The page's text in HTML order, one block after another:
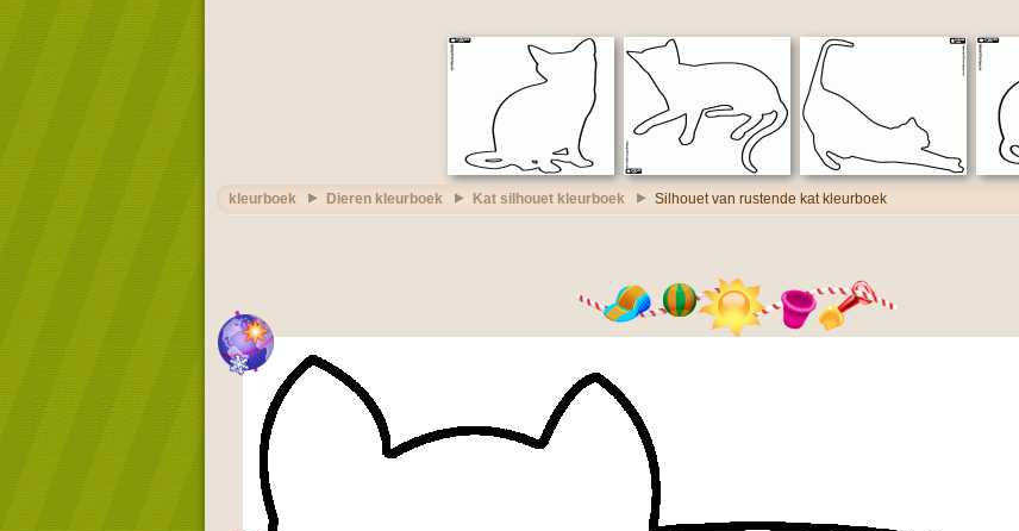
kleurboek Dieren kleurboek Kat silhouet kleurboek Silhouet van rustende kat kleurboek